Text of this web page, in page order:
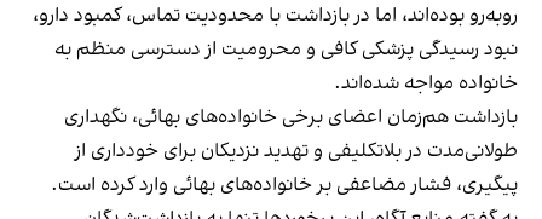
روبه‌رو بوده‌اند، اما در بازداشت با محدودیت تماس، کمبود دارو،
نبود رسیدگی پزشکی کافی و محرومیت از دسترسی منظم به
خانواده مواجه شده‌اند.
بازداشت هم‌زمان اعضای برخی خانواده‌های بهائی، نگهداری
طولانی‌مدت در بلاتکلیفی و تهدید نزدیکان برای خودداری از
پیگیری، فشار مضاعفی بر خانواده‌های بهائی وارد کرده است.